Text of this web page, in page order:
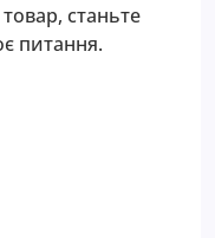
станьте
питання.